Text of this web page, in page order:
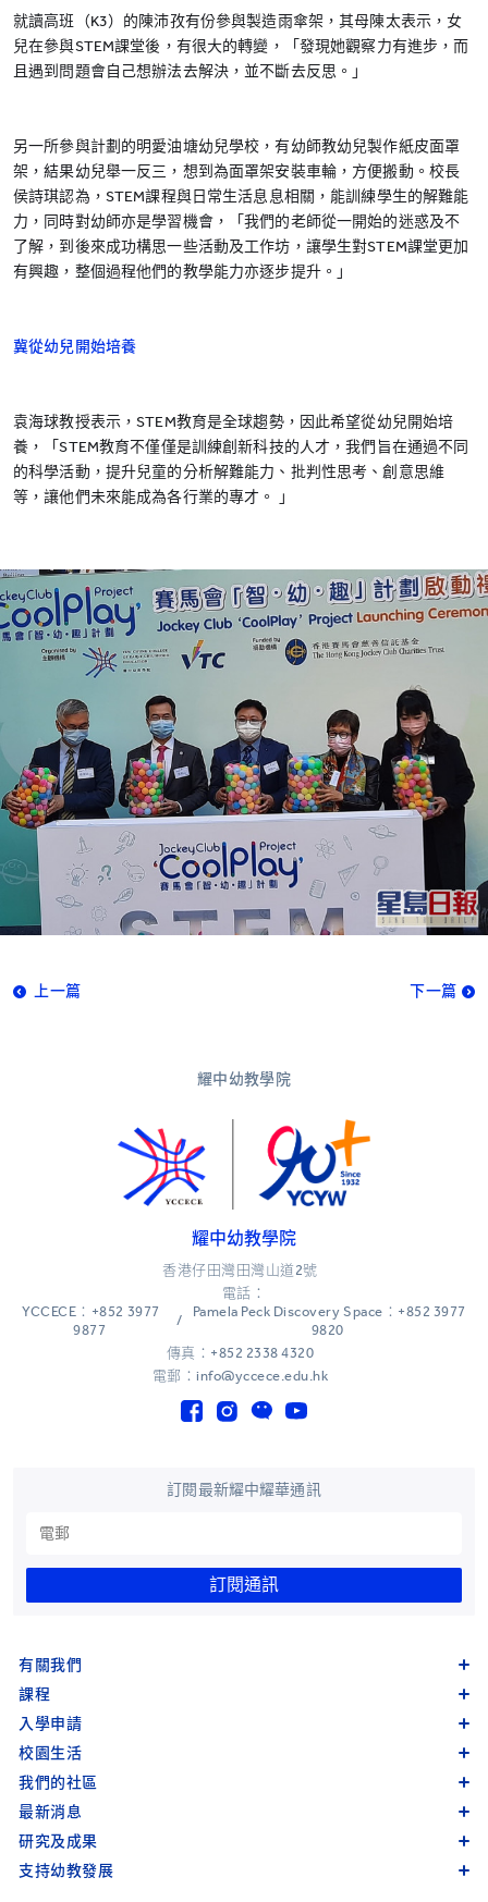
就讀高班（K3）的陳沛孜有份參與製造雨傘架，其母陳太表示，女
兒在參與STEM課堂後，有很大的轉變，「發現她觀察力有進步，而
且遇到問題會自己想辦法去解決，並不斷去反思。」
另一所參與計劃的明愛油塘幼兒學校，有幼師教幼兒製作紙皮面罩
架，結果幼兒舉一反三，想到為面罩架安裝車輪，方便搬動。校長
侯詩琪認為，STEM課程與日常生活息息相關，能訓練學生的解難能
力，同時對幼師亦是學習機會，「我們的老師從一開始的迷惑及不
了解，到後來成功構思一些活動及工作坊，讓學生對STEM課堂更加
有興趣，整個過程他們的教學能力亦逐步提升。」
冀從幼兒開始培養
袁海球教授表示，STEM教育是全球趨勢，因此希望從幼兒開始培
養，「STEM教育不僅僅是訓練創新科技的人才，我們旨在通過不同
的科學活動，提升兒童的分析解難能力、批判性思考、創意思維
等，讓他們未來能成為各行業的專才。 」
上一篇 下一篇
耀中幼教學院
耀中幼教學院
香港仔田灣田灣山道2號
電話：
YCCECE：+852 3977
9877
/
Pamela Peck Discovery Space：+852 3977
9820
傳真：+852 2338 4320
電郵：info@yccece.edu.hk
訂閱最新耀中耀華通訊
訂閱通訊
有關我們
課程
入學申請
校園生活
我們的社區
最新消息
研究及成果
支持幼教發展